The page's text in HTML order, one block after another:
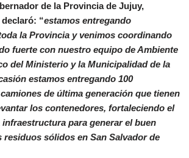
de la Provincia de Jujuy,
“estamos entregando
la Provincia y venimos coordinando
fuerte con nuestro equipo de Ambiente
del Ministerio y la Municipalidad de la
estamos entregando 100
de última generación que tienen
los contenedores, fortaleciendo el
para generar el buen
residuos sólidos en San Salvador de